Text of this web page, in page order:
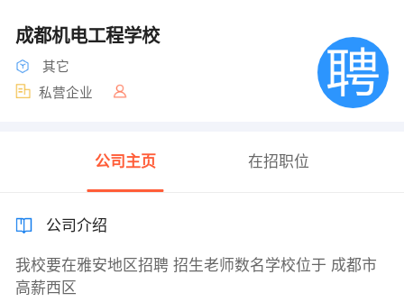
成都机电工程学校
其它
私营企业
公司主页 在招职位
公司介绍
我校要在雅安地区招聘 招生老师数名学校位于 成都市
高薪西区